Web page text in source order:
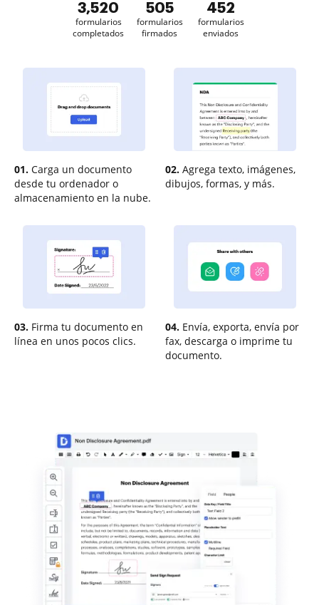
3,520
formularios
completados
505
formularios
firmados
452
formularios
enviados
01. Carga un documento
desde tu ordenador o
almacenamiento en la nube.
02. Agrega texto, imágenes,
dibujos, formas, y más.
03. Firma tu documento en
línea en unos pocos clics.
04. Envía, exporta, envía por
fax, descarga o imprime tu
documento.